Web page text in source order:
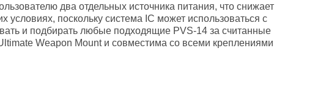
два отдельных источника питания, что снижает
условиях, поскольку система IC может использоваться с
и подбирать любые подходящие PVS-14 за считанные
Weapon Mount и совместима со всеми креплениями